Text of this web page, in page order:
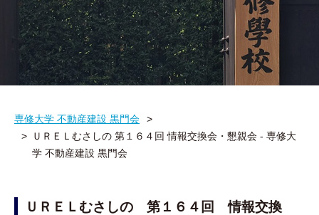
専修大学 不動産建設 黒門会
ＵＲＥＬむさしの 第１６４回 情報交換会・懇親会 - 専修大
学 不動産建設 黒門会
ＵＲＥＬむさしの 第１６４回 情報交換